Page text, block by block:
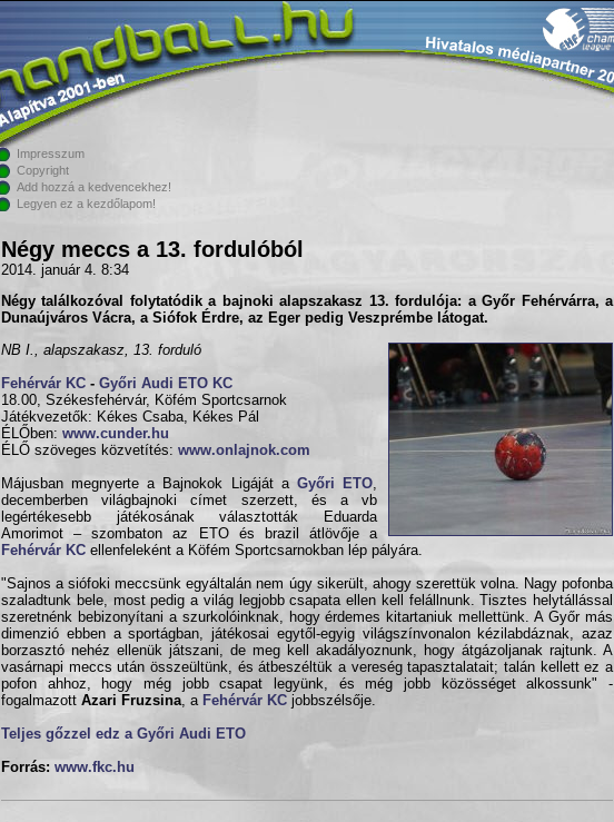
Impresszum
Copyright
Add hozzá a kedvencekhez!
Legyen ez a kezdőlapom!
Négy meccs a 13. fordulóból
2014. január 4. 8:34
Négy találkozóval folytatódik a bajnoki alapszakasz 13. fordulója: a Győr Fehérvárra, a
Dunaújváros Vácra, a Siófok Érdre, az Eger pedig Veszprémbe látogat.
NB I., alapszakasz, 13. forduló
Fehérvár KC - Győri Audi ETO KC
18.00, Székesfehérvár, Köfém Sportcsarnok
Játékvezetők: Kékes Csaba, Kékes Pál
ÉLŐben: www.cunder.hu
ÉLŐ szöveges közvetítés: www.onlajnok.com
Májusban megnyerte a Bajnokok Ligáját a Győri ETO
decemberben világbajnoki címet szerzett, és a vb
legértékesebb játékosának választották Eduarda
Amorimot – szombaton az ETO és brazil átlövője a
Fehérvár KC ellenfeleként a Köfém Sportcsarnokban lép pályára.
"Sajnos a siófoki meccsünk egyáltalán nem úgy sikerült, ahogy szerettük volna. Nagy pofonba
szaladtunk bele, most pedig a világ legjobb csapata ellen kell felállnunk. Tisztes helytállással
szeretnénk bebizonyítani a szurkolóinknak, hogy érdemes kitartaniuk mellettünk. A Győr más
dimenzió ebben a sportágban, játékosai egytől-egyig világszínvonalon kézilabdáznak, azaz
borzasztó nehéz ellenük játszani, de meg kell akadályoznunk, hogy átgázoljanak rajtunk. A
vasárnapi meccs után összeültünk, és átbeszéltük a vereség tapasztalatait; talán kellett ez a
pofon ahhoz, hogy még jobb csapat legyünk, és még jobb közösséget alkossunk" -
fogalmazott Azari Fruzsina , a Fehérvár KC jobbszélsője.
Teljes gőzzel edz a Győri Audi ETO
Forrás: www.fkc.hu